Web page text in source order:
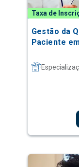
Taxa de
Gestão da
Paciente